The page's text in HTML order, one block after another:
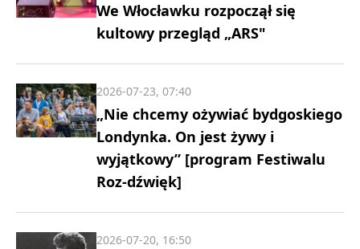
We Włocławku rozpoczął się
kultowy przegląd „ARS"
„Nie chcemy ożywiać bydgoskiego
Londynka. On jest żywy i
wyjątkowy” [program Festiwalu
Roz-dźwięk]
2026-07-23, 07:40
2026-07-20, 16:50